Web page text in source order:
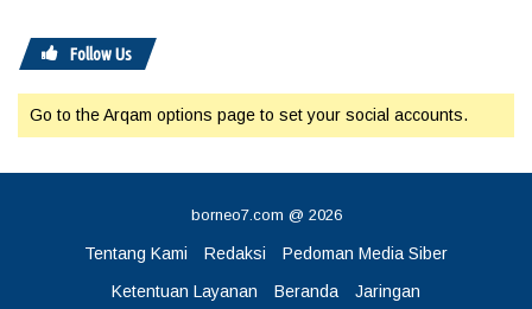
Follow Us
Go to the Arqam options page to set your social accounts.
borneo7.com @ 2026
Tentang Kami Redaksi
Pedoman Media Siber
Ketentuan Layanan
Beranda Jaringan